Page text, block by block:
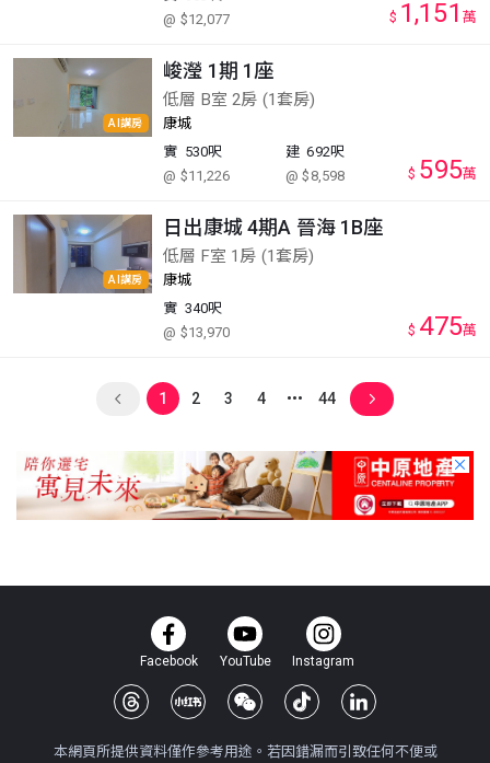
@ $12,077
$ 1,151 萬
AI講房
峻瀅 1期 1座
低層 B室 2房 (1套房)
康城
實 530呎
@ $11,226
建 692呎
@ $8,598
$ 595萬
AI講房
日出康城 4期A 晉海 1B座
低層 F室 1房 (1套房)
康城
實 340呎
@ $13,970
$ 475萬
1 2 3 4 44
Facebook YouTube Instagram
本網頁所提供資料僅作參考用途。若因錯漏而引致任何不便或